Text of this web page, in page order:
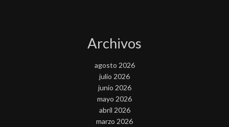
Archivos
agosto 2026
julio 2026
junio 2026
mayo 2026
abril 2026
marzo 2026